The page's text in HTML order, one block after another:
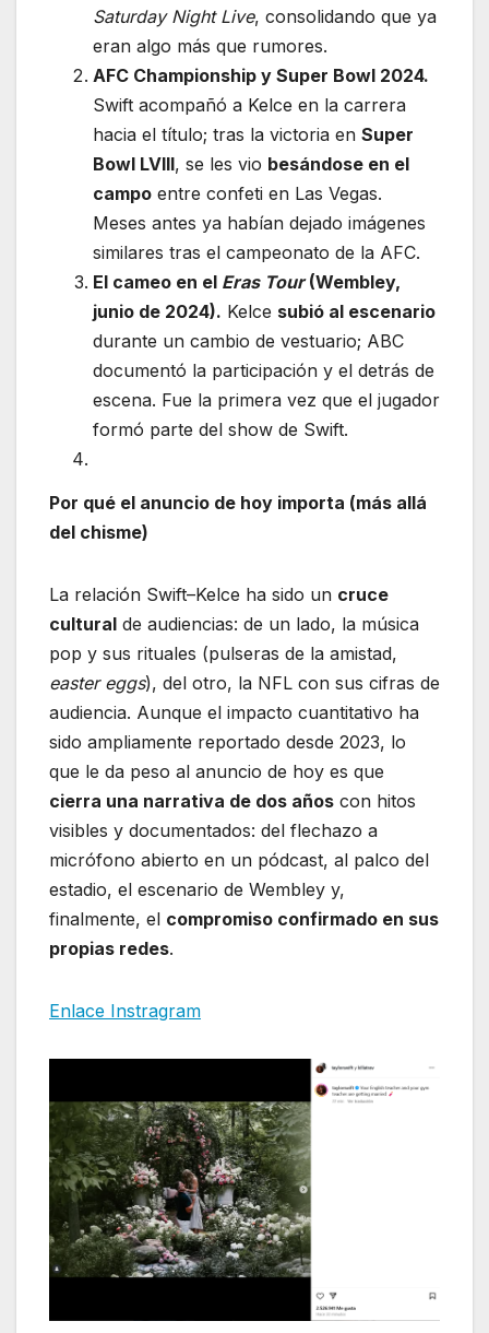
Saturday Night Live, consolidando que ya
eran algo más que rumores.
AFC Championship y Super Bowl 2024.
Swift acompañó a Kelce en la carrera
hacia el título; tras la victoria en Super
Bowl LVIII, se les vio besándose en el
campo entre confeti en Las Vegas.
Meses antes ya habían dejado imágenes
similares tras el campeonato de la AFC.
El cameo en el Eras Tour(Wembley,
junio de 2024). Kelce subió al escenario
durante un cambio de vestuario; ABC
documentó la participación y el detrás de
escena. Fue la primera vez que el jugador
formó parte del show de Swift.
Por qué el anuncio de hoy importa (más allá
del chisme)
La relación Swift–Kelce ha sido un cruce
cultural de audiencias: de un lado, la música
pop y sus rituales (pulseras de la amistad,
easter eggs), del otro, la NFL con sus cifras de
audiencia. Aunque el impacto cuantitativo ha
sido ampliamente reportado desde 2023, lo
que le da peso al anuncio de hoy es que
cierra una narrativa de dos años con hitos
visibles y documentados: del flechazo a
micrófono abierto en un pódcast, al palco del
estadio, el escenario de Wembley y,
finalmente, el compromiso confirmado en sus
propias redes.
Enlace Instragram